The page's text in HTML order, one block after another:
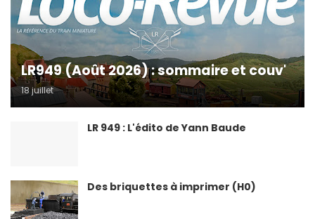
LR949 (Août 2026) : sommaire et couv'
18 juillet
LR 949 : L'édito de Yann Baude
Des briquettes à imprimer (H0)